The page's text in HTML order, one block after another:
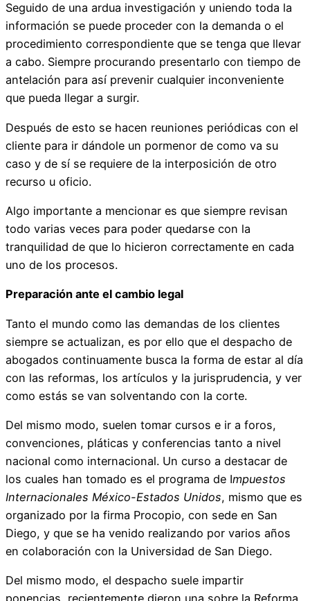
Seguido de una ardua investigación y uniendo toda la
información se puede proceder con la demanda o el
procedimiento correspondiente que se tenga que llevar
a cabo. Siempre procurando presentarlo con tiempo de
antelación para así prevenir cualquier inconveniente
que pueda llegar a surgir.
Después de esto se hacen reuniones periódicas con el
cliente para ir dándole un pormenor de como va su
caso y de sí se requiere de la interposición de otro
recurso u oficio.
Algo importante a mencionar es que siempre revisan
todo varias veces para poder quedarse con la
tranquilidad de que lo hicieron correctamente en cada
uno de los procesos.
Preparación ante el cambio legal
Tanto el mundo como las demandas de los clientes
siempre se actualizan, es por ello que el despacho de
abogados continuamente busca la forma de estar al día
con las reformas, los artículos y la jurisprudencia, y ver
como estás se van solventando con la corte.
Del mismo modo, suelen tomar cursos e ir a foros,
convenciones, pláticas y conferencias tanto a nivel
nacional como internacional. Un curso a destacar de
los cuales han tomado es el programa de Impuestos
Internacionales México-Estados Unidos, mismo que es
organizado por la firma Procopio, con sede en San
Diego, y que se ha venido realizando por varios años
en colaboración con la Universidad de San Diego.
Del mismo modo, el despacho suele impartir